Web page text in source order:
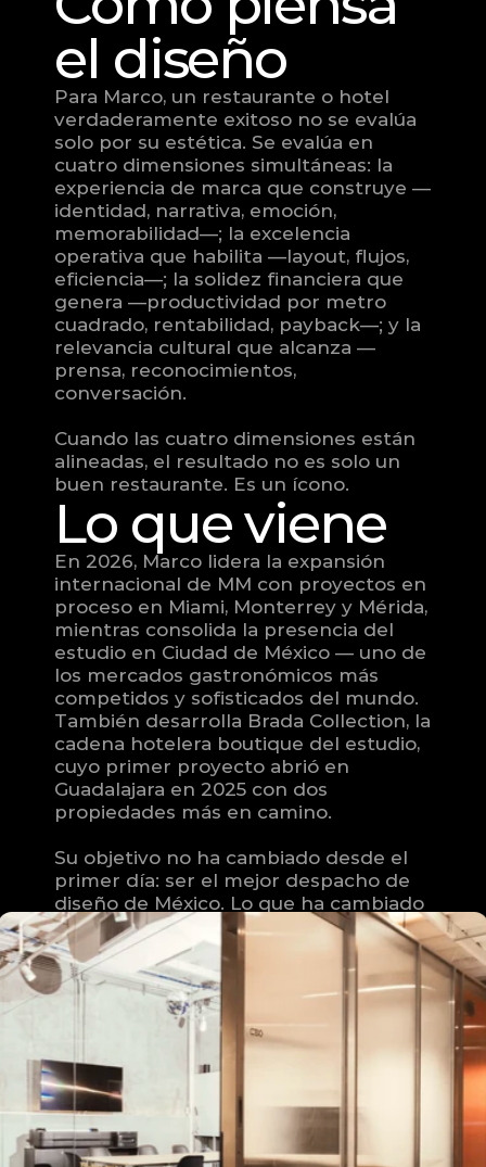
el diseño
Para Marco, un restaurante o hotel
verdaderamente exitoso no se evalúa
solo por su estética. Se evalúa en
cuatro dimensiones simultáneas: la
experiencia de marca que construye —
identidad, narrativa, emoción,
memorabilidad—; la excelencia
operativa que habilita —layout, flujos,
eficiencia—; la solidez financiera que
genera —productividad por metro
cuadrado, rentabilidad, payback—; y la
relevancia cultural que alcanza —
prensa, reconocimientos,
conversación.
Cuando las cuatro dimensiones están
alineadas, el resultado no es solo un
buen restaurante. Es un ícono.
Lo que viene
En 2026, Marco lidera la expansión
internacional de MM con proyectos en
proceso en Miami, Monterrey y Mérida,
mientras consolida la presencia del
estudio en Ciudad de México — uno de
los mercados gastronómicos más
competidos y sofisticados del mundo.
También desarrolla Brada Collection, la
cadena hotelera boutique del estudio,
cuyo primer proyecto abrió en
Guadalajara en 2025 con dos
propiedades más en camino.
Su objetivo no ha cambiado desde el
primer día: ser el mejor despacho de
diseño de México. Lo que ha cambiado
es la escala en que lo está logrando.